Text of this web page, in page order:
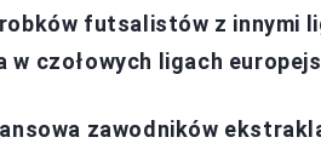
futsalistów z innymi
w czołowych ligach
zawodników